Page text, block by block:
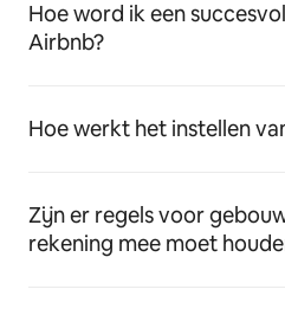
Hoe word ik een
Airbnb?
Hoe werkt het instellen
Zijn er regels voor
rekening mee moet